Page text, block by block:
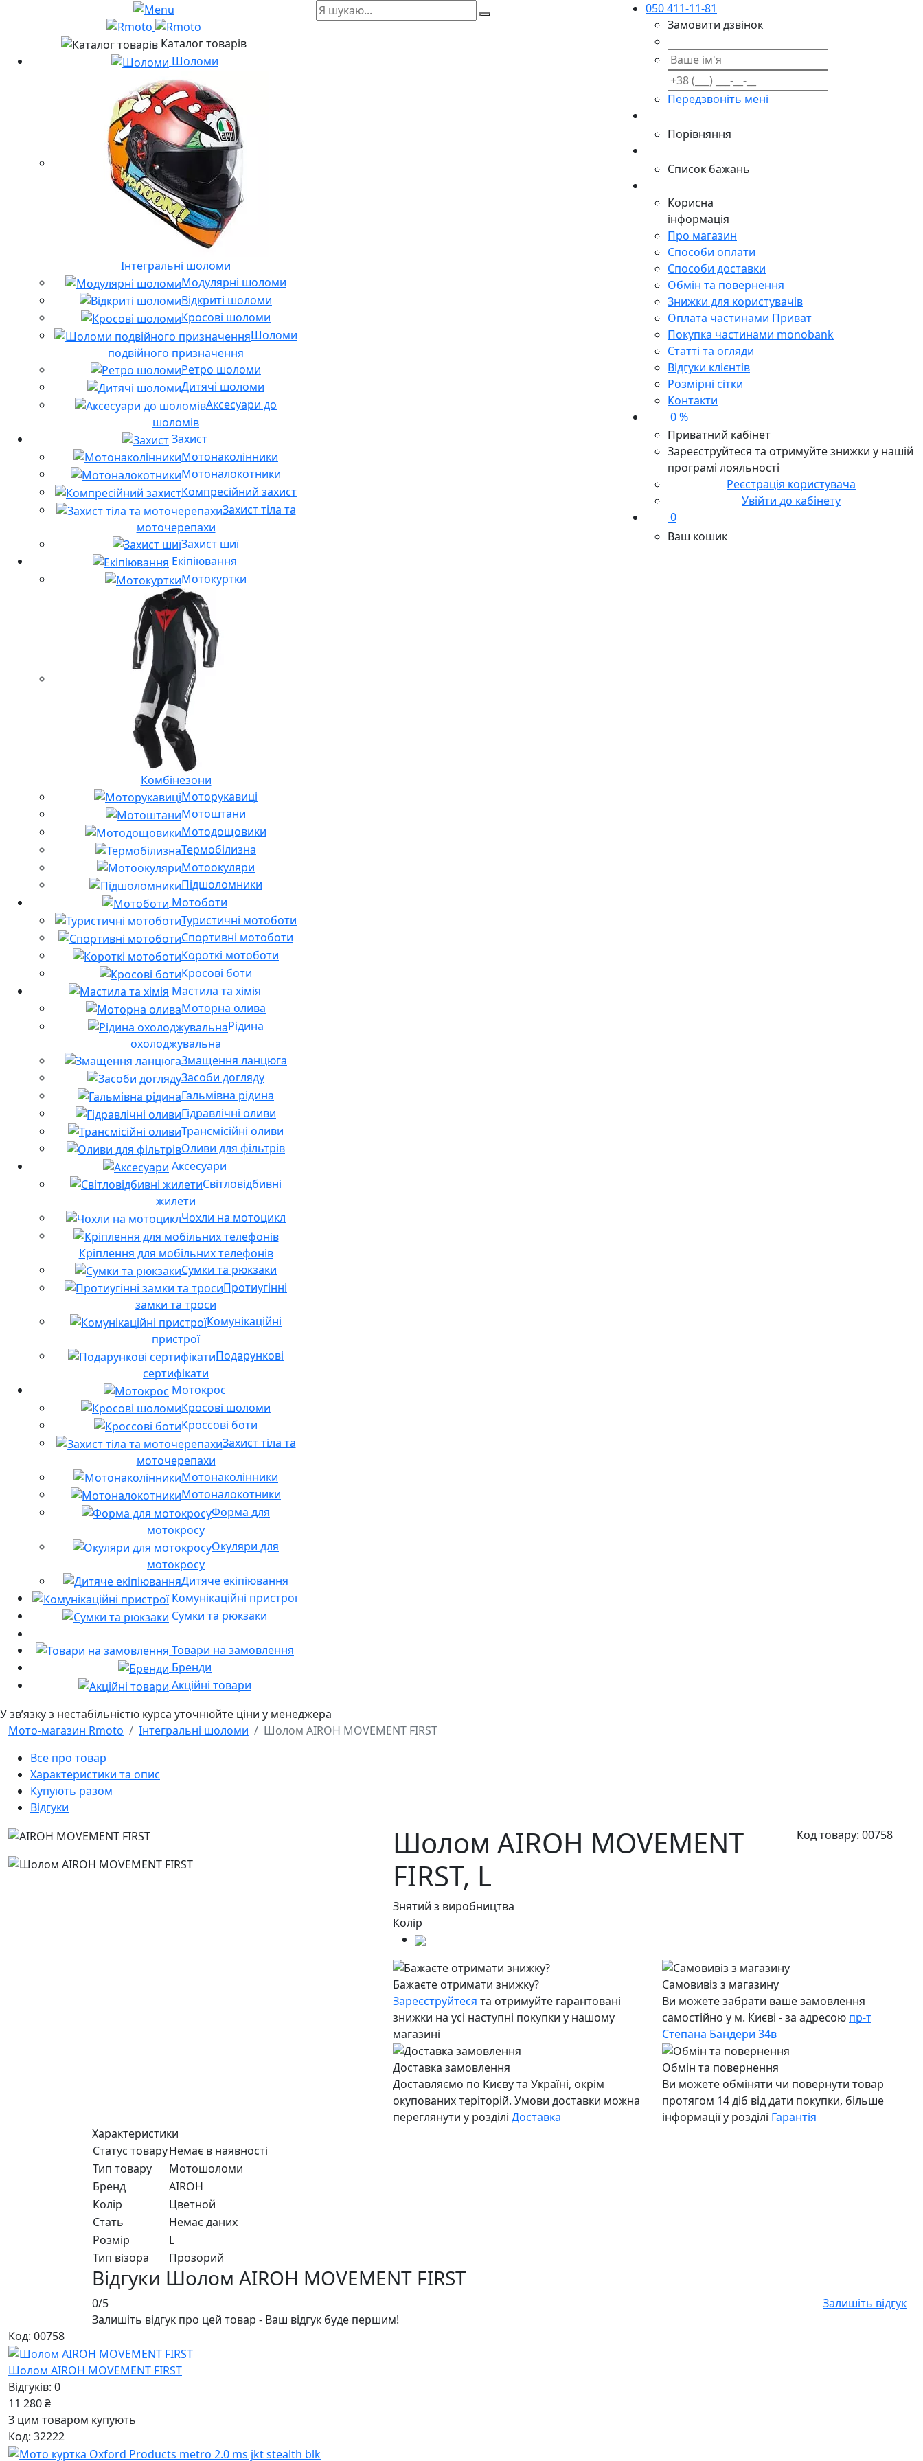
Каталог товарів
Шоломи
Інтегральні шоломи
Модулярні шоломи
Відкриті шоломи
Кросові шоломи
Шоломи
подвійного призначення
Ретро шоломи
Дитячі шоломи
Аксесуари до
шоломів
Захист
Мотонаколінники
Мотоналокотники
Компресійний захист
Захист тіла та
моточерепахи
Захист шиї
Екіпіювання
Мотокуртки
Комбінезони
Моторукавиці
Мотоштани
Мотодощовики
Термобілизна
Мотоокуляри
Підшоломники
Мотоботи
Туристичні мотоботи
Спортивні мотоботи
Короткі мотоботи
Кросові боти
Мастила та хімія
Моторна олива
Рідина
охолоджувальна
Змащення ланцюга
Засоби догляду
Гальмівна рідина
Гідравлічні оливи
Трансмісійні оливи
Оливи для фільтрів
Аксесуари
Світловідбивні
жилети
Чохли на мотоцикл
Кріплення для мобільних телефонів
Сумки та рюкзаки
Протиугінні
замки та троси
Комунікаційні
пристрої
Подарункові
сертифікати
Мотокрос
Кросові шоломи
Кроссові боти
Захист тіла та
моточерепахи
Мотонаколінники
Мотоналокотники
Форма для
мотокросу
Окуляри для
мотокросу
Дитяче екіпіювання
Комунікаційні пристрої
Сумки та рюкзаки
Товари на замовлення
Бренди
Акційні товари
050 411-11-81
Замовити дзвінок
Передзвоніть мені
Порівняння
Список бажань
Корисна
інформація
Про магазин
Способи оплати
Способи доставки
Обмін та повернення
Знижки для користувачів
Оплата частинами Приват
Покупка частинами monobank
Статті та огляди
Відгуки клієнтів
Розмірні сітки
Контакти
0 %
Приватний кабінет
Зареєструйтеся та отримуйте знижки у нашій
програмі лояльності
Реєстрація користувача
Увійти до кабінету
0
Ваш кошик
У звʼязку з нестабільністю курса уточнюйте ціни у менеджера
Мото-магазин Rmoto
Інтегральні шоломи
Шолом AIROH MOVEMENT FIRST
Все про товар
Характеристики та опис
Купують разом
Відгуки
Шолом AIROH MOVEMENT
FIRST, L
Знятий з виробництва
Код товару: 00758
Колір
Бажаєте отримати знижку?
Зареєструйтеся та отримуйте гарантовані
знижки на усі наступні покупки у нашому
магазині
Самовивіз з магазину
Ви можете забрати ваше замовлення
самостійно у м. Києві - за адресою пр-т
Степана Бандери 34в
Доставка замовлення
Доставляємо по Києву та Україні, окрім
окупованих теріторій. Умови доставки можна
переглянути у розділі Доставка
Обмін та повернення
Ви можете обміняти чи повернути товар
протягом 14 діб від дати покупки, більше
інформації у розділі Гарантія
Характеристики
Статус товаруНемає в наявності
Тип товару
Мотошоломи
Бренд
AIROH
Колір
Цветной
Стать
Немає даних
Розмір
L
Тип візора
Прозорий
Відгуки Шолом AIROH MOVEMENT FIRST
0/5
Залишіть відгук
Залишіть відгук про цей товар - Ваш відгук буде першим!
Код: 00758
Шолом AIROH MOVEMENT FIRST
Відгуків: 0
11 280 ₴
З цим товаром купують
Код: 32222